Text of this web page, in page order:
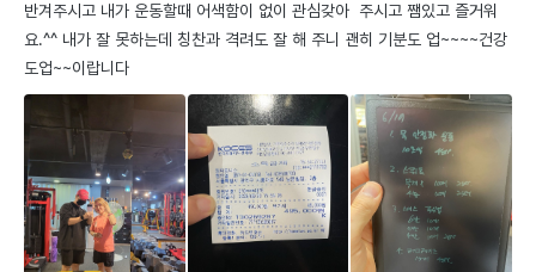
반겨주시고 내가 운동할때 어색함이 없이 관심갖아  주시고 쨈있고 즐거워
요.^^ 내가 잘 못하는데 칭찬과 격려도 잘 해 주니 괜히 기분도 업~~~~건강
도업~~이랍니다